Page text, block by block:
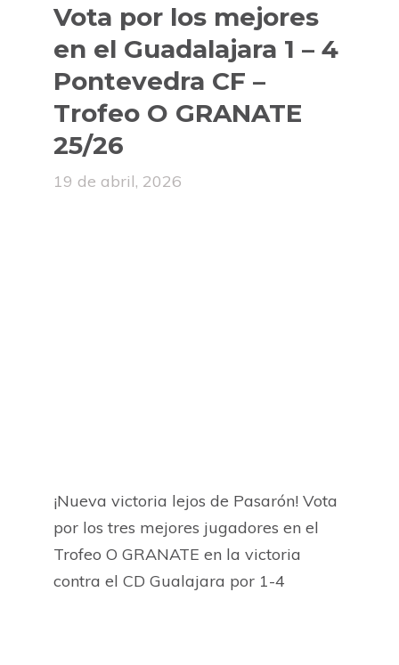
Vota por los mejores
en el Guadalajara 1 – 4
Pontevedra CF –
Trofeo O GRANATE
25/26
19 de abril, 2026
¡Nueva victoria lejos de Pasarón! Vota
por los tres mejores jugadores en el
Trofeo O GRANATE en la victoria
contra el CD Gualajara por 1-4